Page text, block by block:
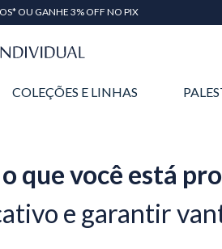
OU GANHE 3% OFF NO PIX
COLEÇÕES E LINHAS
que você está
e garantir